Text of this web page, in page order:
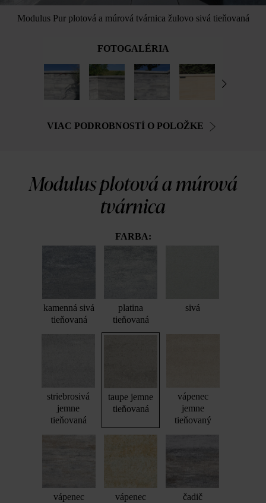
Modulus Pur plotová a múrová tvárnica žulovo sivá tieňovaná
FOTOGALÉRIA
VIAC PODROBNOSTÍ O POLOŽKE
Modulus plotová a múrová
tvárnica
FARBA:
kamenná sivá
tieňovaná
platina
tieňovaná
sivá
striebrosivá
jemne
tieňovaná
taupe jemne
tieňovaná
vápenec
jemne
tieňovaný
vápenec
vápenec
čadič